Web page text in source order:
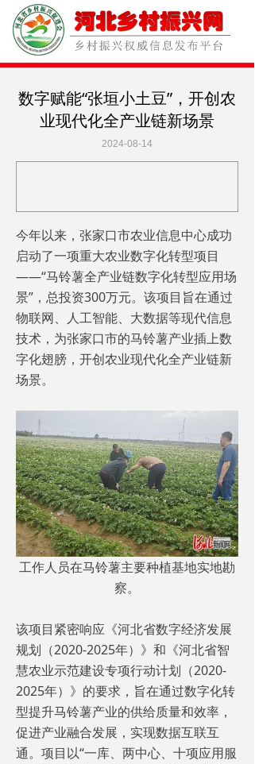
数字赋能“张垣小土豆”，开创农
业现代化全产业链新场景
今年以来，张家口市农业信息中心成功
启动了一项重大农业数字化转型项目
——“马铃薯全产业链数字化转型应用场
景”，总投资300万元。该项目旨在通过
物联网、人工智能、大数据等现代信息
技术，为张家口市的马铃薯产业插上数
字化翅膀，开创农业现代化全产业链新
场景。
工作人员在马铃薯主要种植基地实地勘
察。
该项目紧密响应《河北省数字经济发展
规划（2020-2025年）》和《河北省智
慧农业示范建设专项行动计划（2020-
2025年）》的要求，旨在通过数字化转
型提升马铃薯产业的供给质量和效率，
促进产业融合发展，实现数据互联互
通。项目以“一库、两中心、十项应用服
2024-08-14